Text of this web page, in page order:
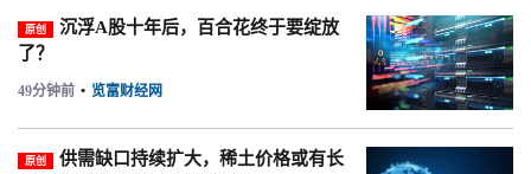
原创
沉浮A股十年后，百合花终于要绽放
了？
49分钟前 • 览富财经网
原创
供需缺口持续扩大，稀土价格或有长